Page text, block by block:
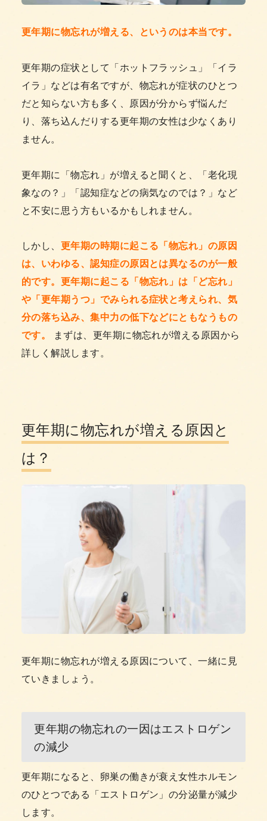
更年期に物忘れが増える、というのは本当です。
更年期の症状として「ホットフラッシュ」「イラ
イラ」などは有名ですが、物忘れが症状のひとつ
だと知らない方も多く、原因が分からず悩んだ
り、落ち込んだりする更年期の女性は少なくあり
ません。
更年期に「物忘れ」が増えると聞くと、「老化現
象なの？」「認知症などの病気なのでは？」など
と不安に思う方もいるかもしれません。
しかし、 更年期の時期に起こる「物忘れ」の原因
は、いわゆる、認知症の原因とは異なるのが一般
的です。更年期に起こる「物忘れ」は「ど忘れ」
や「更年期うつ」でみられる症状と考えられ、気
分の落ち込み、集中力の低下などにともなうもの
です。
まずは、更年期に物忘れが増える原因から
詳しく解説します。
更年期に物忘れが増える原因と
は？
更年期に物忘れが増える原因について、一緒に見
ていきましょう。
更年期の物忘れの一因はエストロゲン
の減少
更年期になると、卵巣の働きが衰え女性ホルモン
のひとつである「エストロゲン」の分泌量が減少
します。